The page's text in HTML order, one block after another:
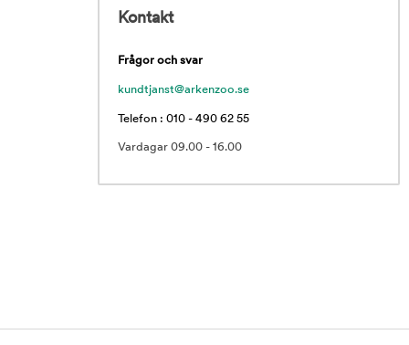
Kontakt
Frågor och svar
kundtjanst@arkenzoo.se
Telefon : 010 - 490 62 55
Vardagar 09.00 - 16.00